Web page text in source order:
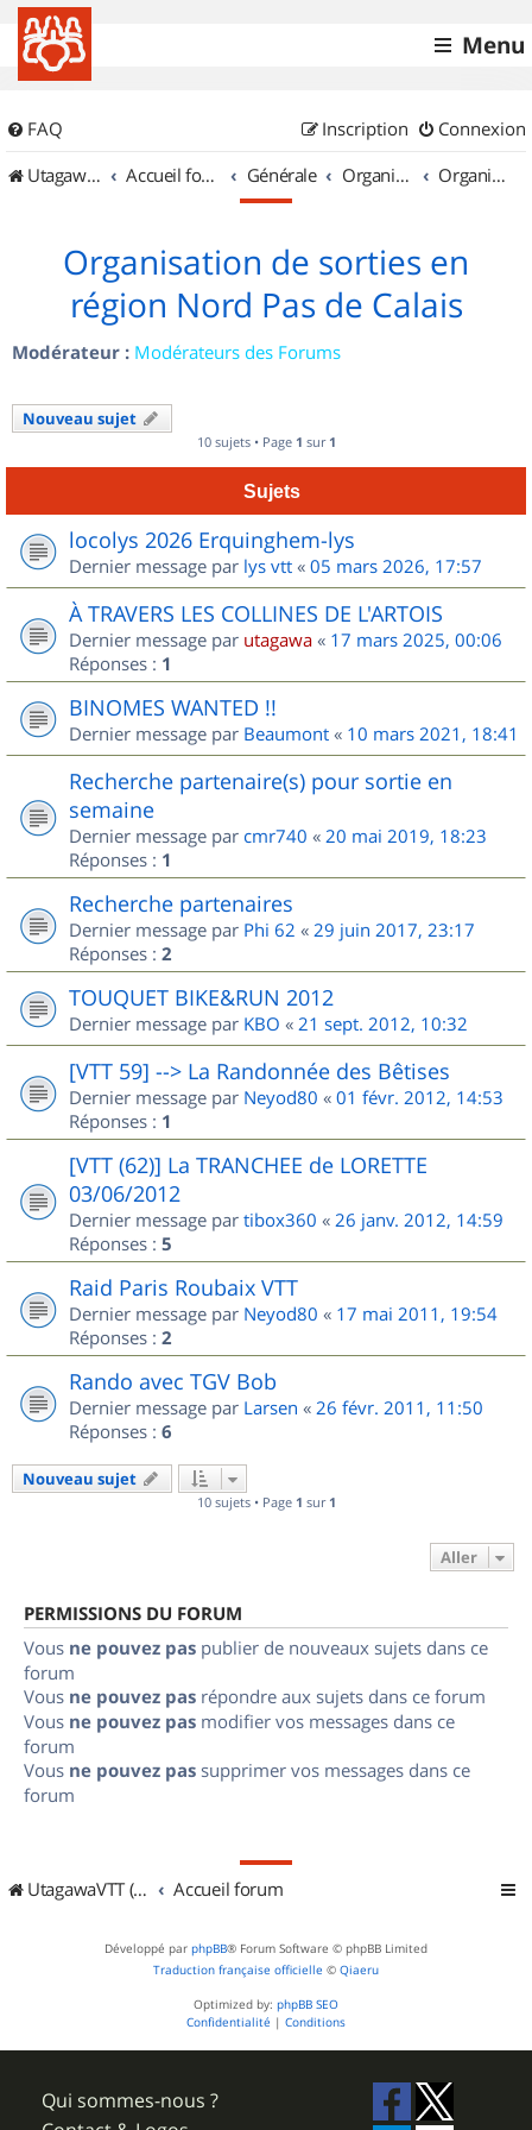
Menu
FAQ Connexion
Inscription
UtagawaVTT (Randos VTT et VTTAE avec traces GPS)
Accueil forum Générale Organisation de sorties & Recherche de partenaires Organisation de sorties en région Nord Pas de Calais
Organisation de sorties en
région Nord Pas de Calais
Modérateur : Modérateurs des Forums
Nouveau sujet
10 sujets • Page 1 sur 1
Sujets
locolys 2026 Erquinghem-lys
Dernier message par lys vtt « 05 mars 2026, 17:57
À TRAVERS LES COLLINES DE L'ARTOIS
Dernier message par utagawa « 17 mars 2025, 00:06
Réponses : 1
BINOMES WANTED !!
Dernier message par Beaumont « 10 mars 2021, 18:41
Recherche partenaire(s) pour sortie en
semaine
Dernier message par cmr740 « 20 mai 2019, 18:23
Réponses : 1
Recherche partenaires
Dernier message par Phi 62 « 29 juin 2017, 23:17
Réponses : 2
TOUQUET BIKE&RUN 2012
Dernier message par KBO « 21 sept. 2012, 10:32
[VTT 59] --> La Randonnée des Bêtises
Dernier message par Neyod80 « 01 févr. 2012, 14:53
Réponses : 1
[VTT (62)] La TRANCHEE de LORETTE
03/06/2012
Dernier message par tibox360 « 26 janv. 2012, 14:59
Réponses : 5
Raid Paris Roubaix VTT
Dernier message par Neyod80 « 17 mai 2011, 19:54
Réponses : 2
Rando avec TGV Bob
Dernier message par Larsen « 26 févr. 2011, 11:50
Réponses : 6
Nouveau sujet
10 sujets • Page 1 sur 1
Aller
PERMISSIONS DU FORUM
Vous ne pouvez pas publier de nouveaux sujets dans ce
forum
Vous ne pouvez pas répondre aux sujets dans ce forum
Vous ne pouvez pas modifier vos messages dans ce
forum
Vous ne pouvez pas supprimer vos messages dans ce
forum
UtagawaVTT (Randos VTT et VTTAE avec traces GPS) Accueil forum
Développé par phpBB® Forum Software © phpBB Limited
Traduction française officielle © Qiaeru
Optimized by: phpBB SEO
Confidentialité | Conditions
Qui sommes-nous ?